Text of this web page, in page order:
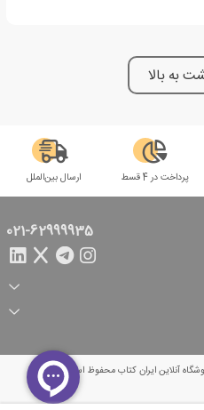
به بالا
پرداخت در 4 قسط ارسال بین‌الملل
021-62999935
آنلاین ایران کتاب محفوظ است.